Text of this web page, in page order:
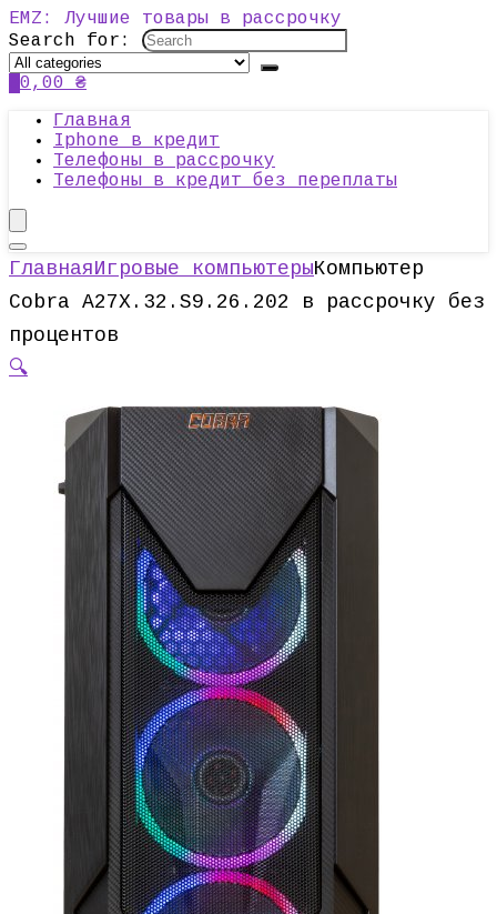
EMZ: Лучшие товары в рассрочку
Search for:
0,00 ₴
Главная
Iphone в кредит
Телефоны в рассрочку
Телефоны в кредит без переплаты
ГлавнаяИгровые компьютерыКомпьютер
Cobra A27X.32.S9.26.202 в рассрочку без
процентов
🔍